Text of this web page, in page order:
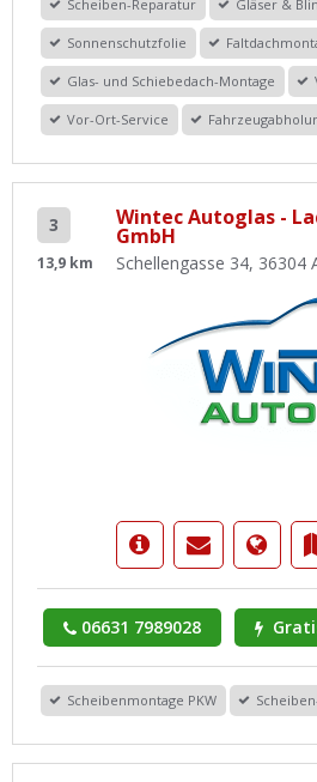
Scheiben-Reparatur Gläser &
Sonnenschutzfolie
Glas- und Schiebedach-Montage
Vor-Ort-Service
3
13,9 km
Wintec Autoglas -
GmbH
Schellengasse 34, 36304
06631 7989028
Scheibenmontage PKW